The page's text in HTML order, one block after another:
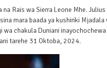
Rais wa Sierra Leone Mhe. Julius
mara baada ya kushiriki Mjadala
wa chakula Duniani inayochochewa
tarehe 31 Oktoba, 2024.